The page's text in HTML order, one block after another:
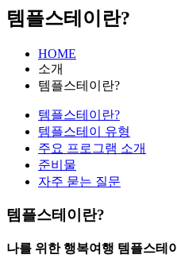
템플스테이란?
HOME
소개
템플스테이란?
템플스테이란?
템플스테이 유형
주요 프로그램 소개
준비물
자주 묻는 질문
템플스테이란?
나를 위한 행복여행 템플스테이